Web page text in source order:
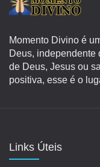
Momento Divino é
Deus, independente
de Deus, Jesus ou
positiva, esse é o
Links Úteis